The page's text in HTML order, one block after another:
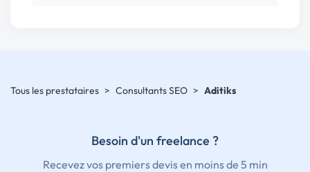
Tous les prestataires > Consultants SEO > Aditiks
Besoin d'un freelance ?
Recevez vos premiers devis en moins de 5 min